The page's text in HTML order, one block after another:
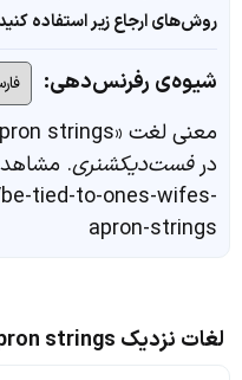
روش‌های ارجاع زیر استفاده
شیوه‌ی رفرنس‌دهی:
درفست‌دیکشنری
tied-to-ones-wifes-
apron-strings
لغات نزدیک be tied to one's wife's apron strings